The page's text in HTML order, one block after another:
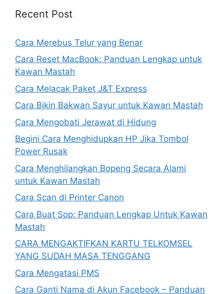
Recent Post
Cara Merebus Telur yang Benar
Cara Reset MacBook: Panduan Lengkap untuk
Kawan Mastah
Cara Melacak Paket J&T Express
Cara Bikin Bakwan Sayur untuk Kawan Mastah
Cara Mengobati Jerawat di Hidung
Begini Cara Menghidupkan HP Jika Tombol
Power Rusak
Cara Menghilangkan Bopeng Secara Alami
untuk Kawan Mastah
Cara Scan di Printer Canon
Cara Buat Sop: Panduan Lengkap Untuk Kawan
Mastah
CARA MENGAKTIFKAN KARTU TELKOMSEL
YANG SUDAH MASA TENGGANG
Cara Mengatasi PMS
Cara Ganti Nama di Akun Facebook – Panduan